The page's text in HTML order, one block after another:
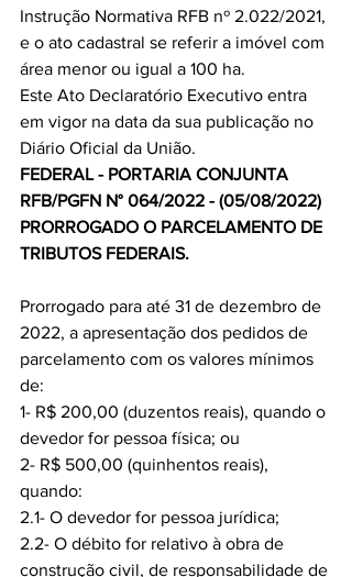
Instrução Normativa RFB nº 2.022/2021,
e o ato cadastral se referir a imóvel com
área menor ou igual a 100 ha.
Este Ato Declaratório Executivo entra
em vigor na data da sua publicação no
Diário Oficial da União.
FEDERAL - PORTARIA CONJUNTA
RFB/PGFN N° 064/2022 - (05/08/2022)
PRORROGADO O PARCELAMENTO DE
TRIBUTOS FEDERAIS.
Prorrogado para até 31 de dezembro de
2022, a apresentação dos pedidos de
parcelamento com os valores mínimos
de:
1- R$ 200,00 (duzentos reais), quando o
devedor for pessoa física; ou
2- R$ 500,00 (quinhentos reais),
quando:
2.1- O devedor for pessoa jurídica;
2.2- O débito for relativo à obra de
construção civil, de responsabilidade de